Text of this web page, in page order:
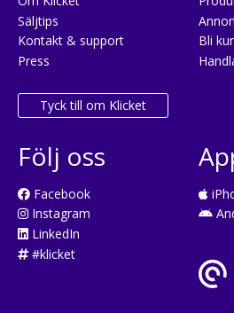
Säljtips
Kontakt & support
Press
Tyck till om Klicket
Bli
Följ oss
Facebook
Instagram
LinkedIn
#klicket